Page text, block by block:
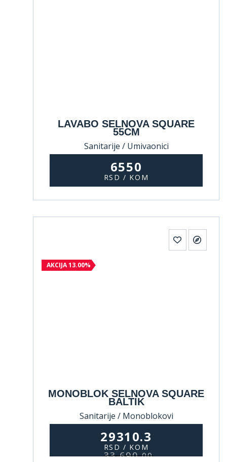
LAVABO SELNOVA SQUARE
55CM
Sanitarije / Umivaonici
6550
RSD / KOM
AKCIJA 13.00%
MONOBLOK SELNOVA SQUARE
BALTIK
Sanitarije / Monoblokovi
29310.3
RSD / KOM
33.690,00